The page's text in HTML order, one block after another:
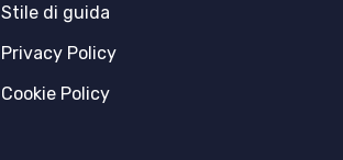
Stile di guida
Privacy Policy
Cookie Policy